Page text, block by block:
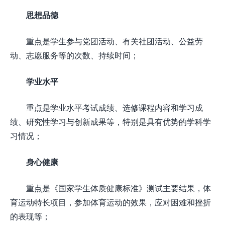
思想品德
重点是学生参与党团活动、有关社团活动、公益劳
动、志愿服务等的次数、持续时间；
学业水平
重点是学业水平考试成绩、选修课程内容和学习成
绩、研究性学习与创新成果等，特别是具有优势的学科学
习情况；
身心健康
重点是《国家学生体质健康标准》测试主要结果，体
育运动特长项目，参加体育运动的效果，应对困难和挫折
的表现等；